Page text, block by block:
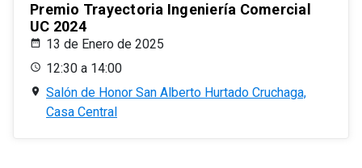
Premio Trayectoria Ingeniería Comercial
UC 2024
13 de Enero de 2025
12:30 a 14:00
Salón de Honor San Alberto Hurtado Cruchaga,
Casa Central